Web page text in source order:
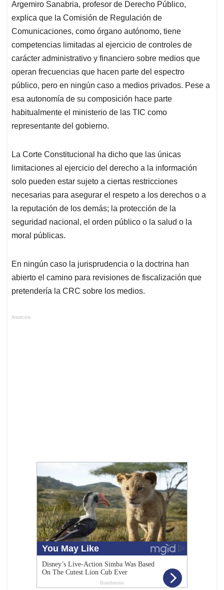
Argemiro Sanabria, profesor de Derecho Público,
explica que la Comisión de Regulación de
Comunicaciones, como órgano autónomo, tiene
competencias limitadas al ejercicio de controles de
carácter administrativo y financiero sobre medios que
operan frecuencias que hacen parte del espectro
público, pero en ningún caso a medios privados. Pese a
esa autonomía de su composición hace parte
habitualmente el ministerio de las TIC como
representante del gobierno.
La Corte Constitucional ha dicho que las únicas
limitaciones al ejercicio del derecho a la información
solo pueden estar sujeto a ciertas restricciones
necesarias para asegurar el respeto a los derechos o a
la reputación de los demás; la protección de la
seguridad nacional, el orden público o la salud o la
moral públicas.
En ningún caso la jurisprudencia o la doctrina han
abierto el camino para revisiones de fiscalización que
pretendería la CRC sobre los medios.
Anuncios.